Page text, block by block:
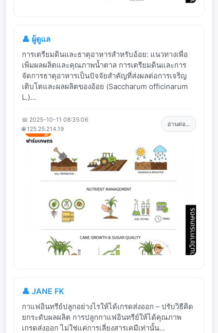
👤 ผู้ดูแล
การเตรียมดินและธาตุอาหารสำหรับอ้อย: แนวทางเพื่อ
เพิ่มผลผลิตและคุณภาพน้ำตาล การเตรียมดินและการ
จัดการธาตุอาหารเป็นปัจจัยสำคัญที่ส่งผลต่อการเจริญ
เติบโตและผลผลิตของอ้อย (Saccharum officinarum
L.)...
📅 2025-10-11 08:35:06
🌐 125.25.214.19
อ่านต่อ...
👤 JANE FK
กาแฟอินทรีย์ปลูกอย่างไรให้ได้เกรดส่งออก – ปรับวิธีคิด
ยกระดับผลผลิต การปลูกกาแฟอินทรีย์ให้ได้คุณภาพ
เกรดส่งออก ไม่ใช่แค่การเลี่ยงสารเคมีเท่านั้น...